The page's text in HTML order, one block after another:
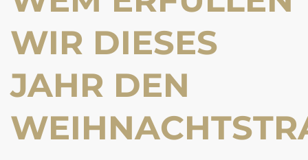
WIR DIESES
JAHR DEN